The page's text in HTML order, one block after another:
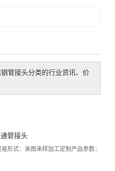
管接头分类的行业资讯、价
管接头
形式：来图来样加工定制产品参数：